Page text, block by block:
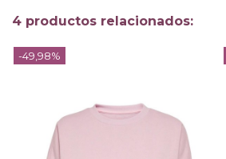
4 productos relacionados:
-49,98%